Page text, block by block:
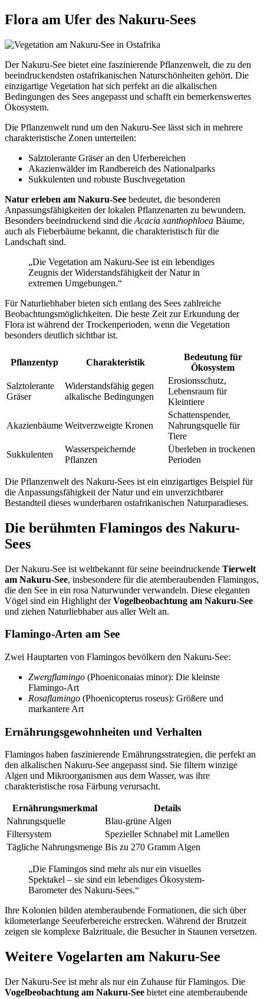
Flora am Ufer des Nakuru-Sees
Der Nakuru-See bietet eine faszinierende Pflanzenwelt, die zu den
beeindruckendsten ostafrikanischen Naturschönheiten gehört. Die
einzigartige Vegetation hat sich perfekt an die alkalischen
Bedingungen des Sees angepasst und schafft ein bemerkenswertes
Ökosystem.
Die Pflanzenwelt rund um den Nakuru-See lässt sich in mehrere
charakteristische Zonen unterteilen:
Salztolerante Gräser an den Uferbereichen
Akazienwälder im Randbereich des Nationalparks
Sukkulenten und robuste Buschvegetation
Natur erleben am Nakuru-See bedeutet, die besonderen
Anpassungsfähigkeiten der lokalen Pflanzenarten zu bewundern.
Besonders beeindruckend sind die Acacia xanthophloea Bäume,
auch als Fieberbäume bekannt, die charakteristisch für die
Landschaft sind.
„Die Vegetation am Nakuru-See ist ein lebendiges
Zeugnis der Widerstandsfähigkeit der Natur in
extremen Umgebungen.“
Für Naturliebhaber bieten sich entlang des Sees zahlreiche
Beobachtungsmöglichkeiten. Die beste Zeit zur Erkundung der
Flora ist während der Trockenperioden, wenn die Vegetation
besonders deutlich sichtbar ist.
Pflanzentyp Charakteristik
Bedeutung für
Ökosystem
Salztolerante
Gräser
Widerstandsfähig gegen
alkalische Bedingungen
Erosionsschutz,
Lebensraum für
Kleintiere
Akazienbäume Weitverzweigte Kronen
Schattenspender,
Nahrungsquelle für
Tiere
Sukkulenten
Wasserspeichernde
Pflanzen
Überleben in trockenen
Perioden
Die Pflanzenwelt des Nakuru-Sees ist ein einzigartiges Beispiel für
die Anpassungsfähigkeit der Natur und ein unverzichtbarer
Bestandteil dieses wunderbaren ostafrikanischen Naturparadieses.
Die berühmten Flamingos des Nakuru-
Sees
Der Nakuru-See ist weltbekannt für seine beeindruckende Tierwelt
am Nakuru-See, insbesondere für die atemberaubenden Flamingos,
die den See in ein rosa Naturwunder verwandeln. Diese eleganten
Vögel sind ein Highlight derVogelbeobachtung am Nakuru-See
und ziehen Naturliebhaber aus aller Welt an.
Flamingo-Arten am See
Zwei Hauptarten von Flamingos bevölkern den Nakuru-See:
Zwergflamingo (Phoeniconaias minor): Die kleinste
Flamingo-Art
Rosaflamingo (Phoenicopterus roseus): Größere und
markantere Art
Ernährungsgewohnheiten und Verhalten
Flamingos haben faszinierende Ernährungsstrategien, die perfekt an
den alkalischen Nakuru-See angepasst sind. Sie filtern winzige
Algen und Mikroorganismen aus dem Wasser, was ihre
charakteristische rosa Färbung verursacht.
Ernährungsmerkmal
Details
Nahrungsquelle
Blau-grüne Algen
Filtersystem
Spezieller Schnabel mit Lamellen
Tägliche Nahrungsmenge Bis zu 270 Gramm Algen
„Die Flamingos sind mehr als nur ein visuelles
Spektakel – sie sind ein lebendiges Ökosystem-
Barometer des Nakuru-Sees.“
Ihre Kolonien bilden atemberaubende Formationen, die sich über
kilometerlange Seeuferbereiche erstrecken. Während der Brutzeit
zeigen sie komplexe Balzrituale, die Besucher in Staunen versetzen.
Weitere Vogelarten am Nakuru-See
Der Nakuru-See ist mehr als nur ein Zuhause für Flamingos. Die
Vogelbeobachtung am Nakuru-See bietet eine atemberaubende